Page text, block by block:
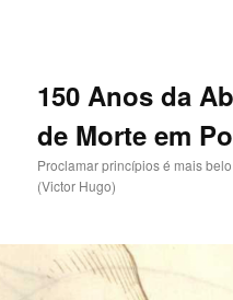
primário150 Anos da
de Morte em
Proclamar princípios é mais
(Victor Hugo)